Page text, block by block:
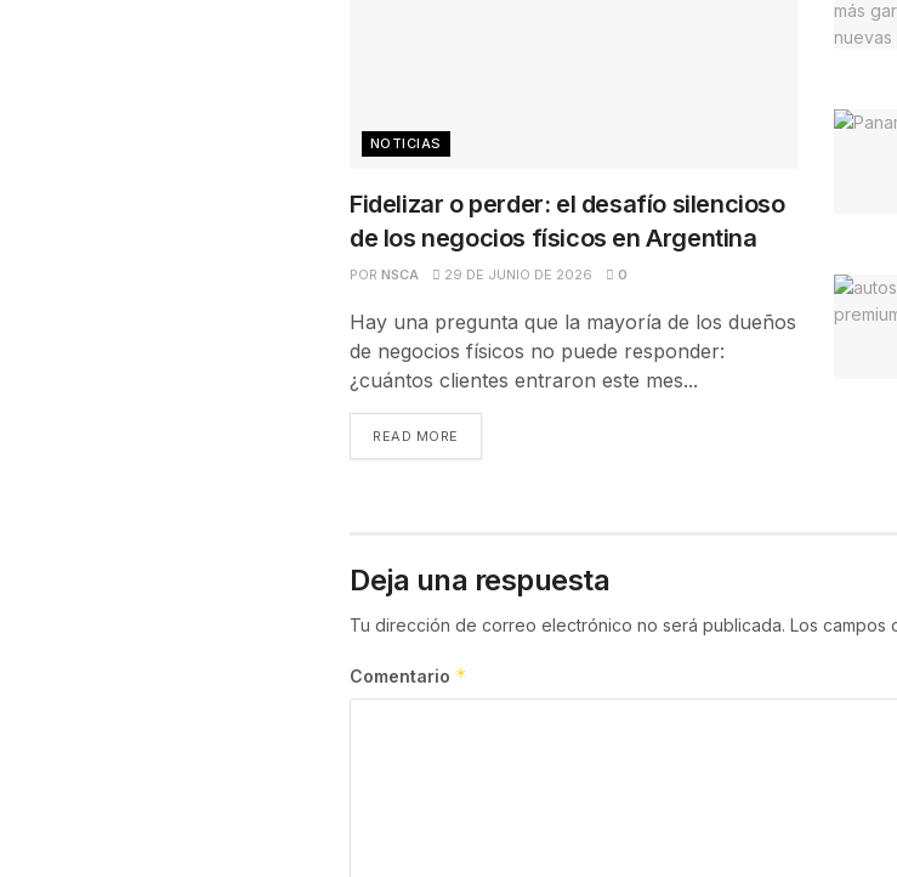
NOTICIAS
Fidelizar o perder: el desafío silencioso
de los negocios físicos en Argentina
POR NSCA 29 DE JUNIO DE 2026 0
Hay una pregunta que la mayoría de los dueños
de negocios físicos no puede responder:
¿cuántos clientes entraron este mes...
READ MORE
Deja una respuesta
Tu dirección de correo electrónico no será publicada. Los campos
Comentario *